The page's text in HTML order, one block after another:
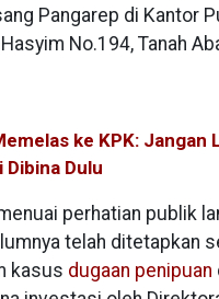
Pangarep di Kantor
No.194, Tanah
ke KPK: Jangan
Dibina Dulu
perhatian publik
telah ditetapkan
kasus dugaan penipuan